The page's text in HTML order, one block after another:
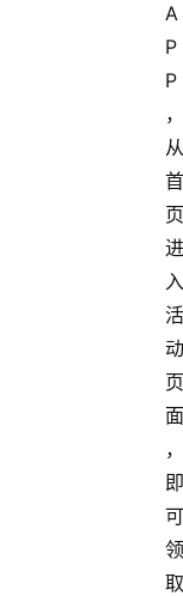
A
P
P
，
从
首
页
进
入
活
动
页
面
，
即
可
领
取